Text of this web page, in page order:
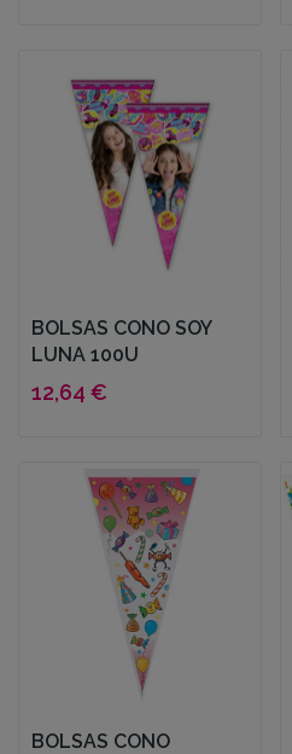
BOLSAS CONO SOY
LUNA 100U
12,64 €
BOLSAS CONO